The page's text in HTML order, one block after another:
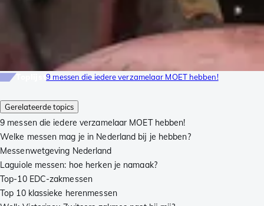
Gerelateerde topics
9 messen die iedere verzamelaar MOET hebben!
Welke messen mag je in Nederland bij je hebben?
Messenwetgeving Nederland
Laguiole messen: hoe herken je namaak?
Top-10 EDC-zakmessen
Top 10 klassieke herenmessen
Toplijst9 messen die iedere verzamelaar MOET hebben!